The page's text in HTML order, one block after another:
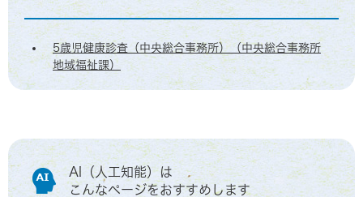
5歳児健康診査（中央総合事務所）（中央総合事務所
地域福祉課）
AI（人工知能）は
こんなページをおすすめします